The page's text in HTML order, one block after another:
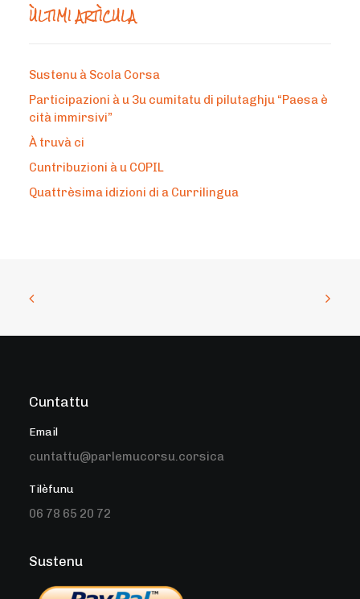
ÙLTIMI ARTÌCULA
Sustenu à Scola Corsa
Participazioni à u 3u cumitatu di pilutaghju “Paesa è
cità immirsivi”
À truvà ci
Cuntribuzioni à u COPIL
Quattrèsima idizioni di a Currilingua
Cuntattu
Email
cuntattu@parlemucorsu.corsica
Tilèfunu
06 78 65 20 72
Sustenu